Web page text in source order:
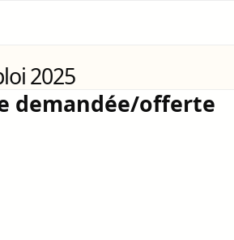
2025
demandée/offerte